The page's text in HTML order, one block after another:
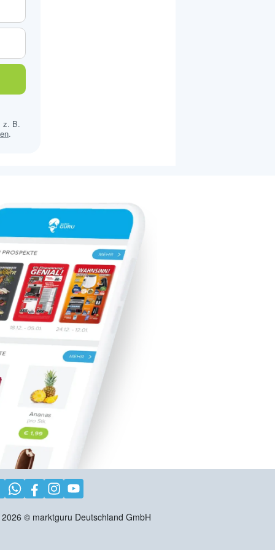
z. B.
.
2026 © marktguru Deutschland GmbH